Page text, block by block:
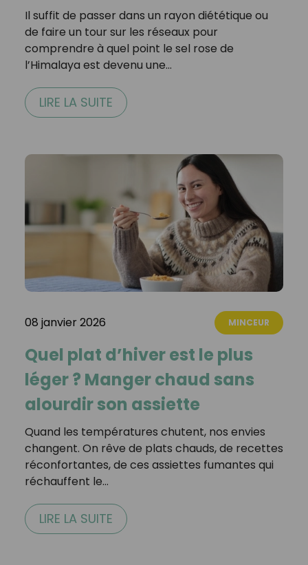
Il suffit de passer dans un rayon diététique ou
de faire un tour sur les réseaux pour
comprendre à quel point le sel rose de
l’Himalaya est devenu une…
LIRE LA SUITE
08 janvier 2026 MINCEUR
Quel plat d’hiver est le plus
léger ? Manger chaud sans
alourdir son assiette
Quand les températures chutent, nos envies
changent. On rêve de plats chauds, de recettes
réconfortantes, de ces assiettes fumantes qui
réchauffent le…
LIRE LA SUITE